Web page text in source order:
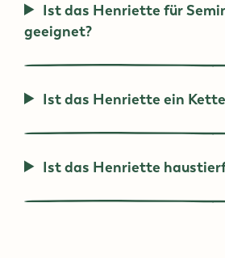
Ist das Henriette für
geeignet?
Ist das Henriette ein
Ist das Henriette